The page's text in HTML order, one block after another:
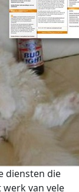
diensten die
van vele